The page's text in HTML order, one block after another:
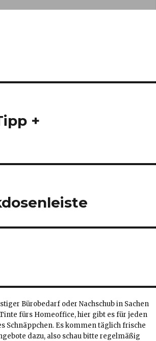
+
Bürobedarf oder Nachschub in Sachen
fürs Homeoffice, hier gibt es für jeden
Schnäppchen. Es kommen täglich frische
dazu, also schau bitte regelmäßig